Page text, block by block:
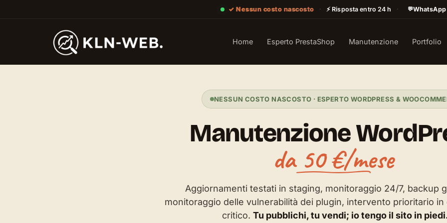
✓ Nessun costo nascosto · ⚡ Risposta entro 24 h · 💬WhatsApp
Home Esperto PrestaShop Manutenzione Portfolio
NESSUN COSTO NASCOSTO · ESPERTO WORDPRESS &
Manutenzione
da 50 €/mese
Contratto di manutenzione
Aggiornamenti testati in staging, monitoraggio 24/7, backup
monitoraggio delle vulnerabilità dei plugin, intervento prioritario
critico. Tu pubblichi, tu vendi; io tengo il sito in